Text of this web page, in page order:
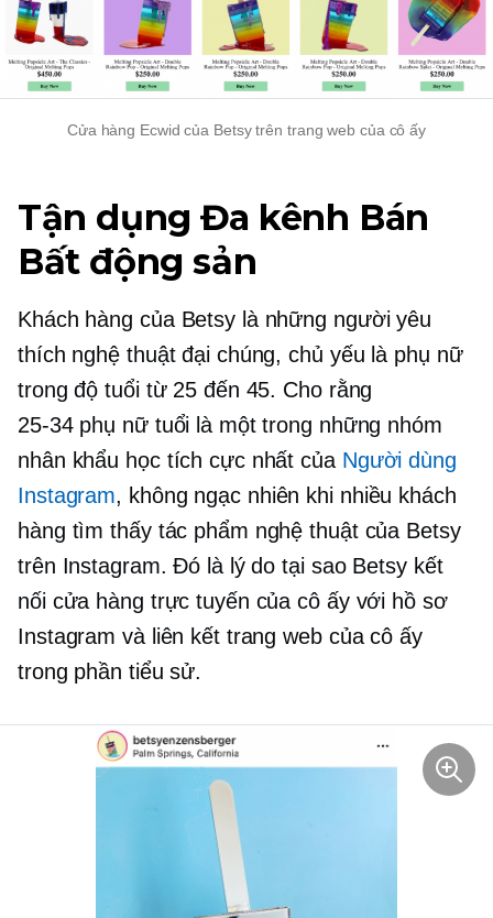
Cửa hàng Ecwid của Betsy trên trang web của cô ấy
Tận dụngĐa kênh Bán
Bất động sản
Khách hàng của Betsy là những người yêu
thích nghệ thuật đại chúng, chủ yếu là phụ nữ
trong độ tuổi từ 25 đến 45. Cho rằng
25-34phụ nữ tuổi là một trong những nhóm
nhân khẩu học tích cực nhất của Người dùng
Instagram, không ngạc nhiên khi nhiều khách
hàng tìm thấy tác phẩm nghệ thuật của Betsy
trên Instagram. Đó là lý do tại sao Betsy kết
nối cửa hàng trực tuyến của cô ấy với hồ sơ
Instagram và liên kết trang web của cô ấy
trong phần tiểu sử.